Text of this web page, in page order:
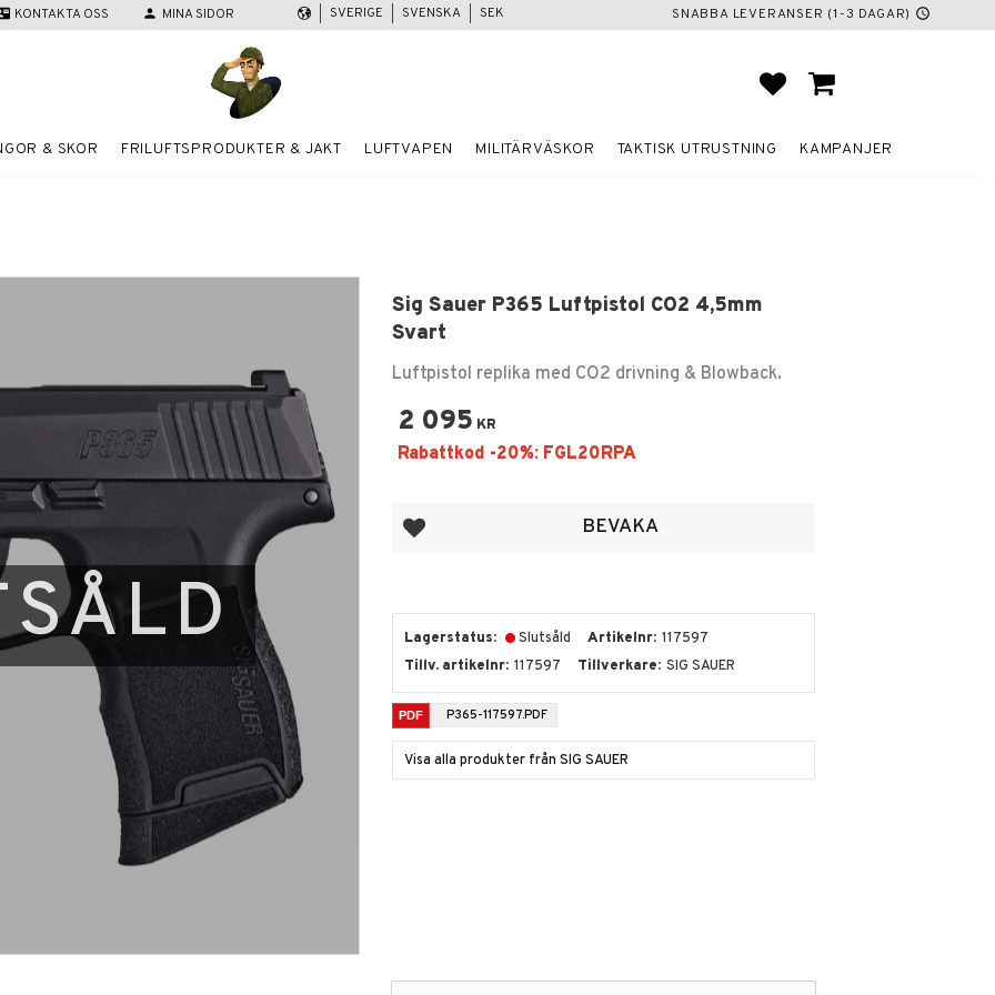
KONTAKTA OSS person MINA SIDOR SNABBA LEVERANSER (1-3 DAGAR) schedule
SVERIGE SVENSKA SEK
FAVORITER
KUNDVAGN
& SKOR FRILUFTSPRODUKTER & JAKT LUFTVAPEN MILITÄRVÄSKOR TAKTISK UTRUSTNING KAMPANJER
Sig Sauer P365 Luftpistol CO2 4,5mm
Svart
Luftpistol replika med CO2 drivning & Blowback.
2 095 KR
Lägg till i favoriter BEVAKA
Lagerstatus Slutsåld Artikelnr 117597
Tillv. artikelnr 117597 Tillverkare SIG SAUER
P365-117597.PDF
Visa alla produkter från SIG SAUER